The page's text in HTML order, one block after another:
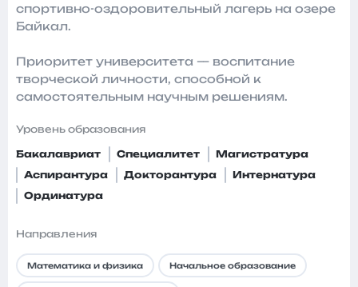
спортивно-оздоровительный лагерь на озере
Байкал.
Приоритет университета — воспитание
творческой личности, способной к
самостоятельным научным решениям.
Уровень образования
Бакалавриат Специалитет
Магистратура
Аспирантура
Докторантура
Интернатура
Ординатура
Направления
Математика и физика Начальное образование